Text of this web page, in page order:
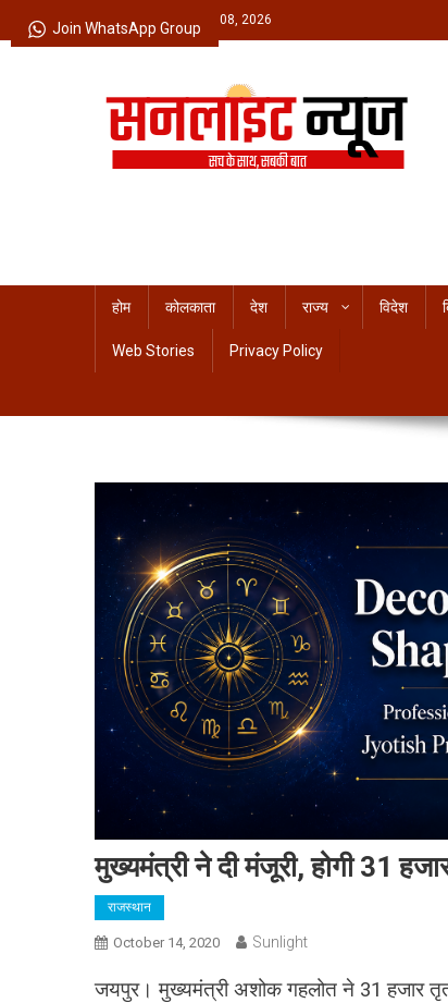
to
Saturday, August 08, 2026
होम कोलकाता देश राज्य विदेश
Web Stories Privacy Policy
मुख्यमंत्री ने दी मंजूरी, होगी 31
राजस्थान
October 14, 2020 Sunlight
जयपुर। मुख्यमंत्री अशोक गहलोत ने 31 हजार
Join WhatsApp Group